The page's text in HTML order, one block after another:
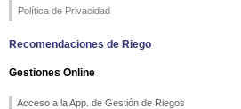
Política de Privacidad
Recomendaciones de Riego
Gestiones Online
Acceso a la App. de Gestión de Riegos